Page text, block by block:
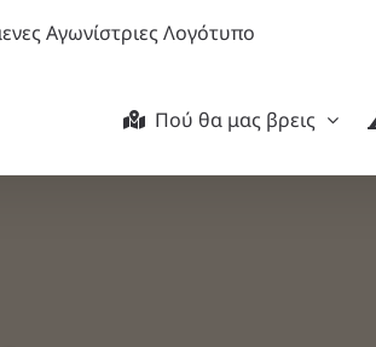
Πού θα μας βρεις